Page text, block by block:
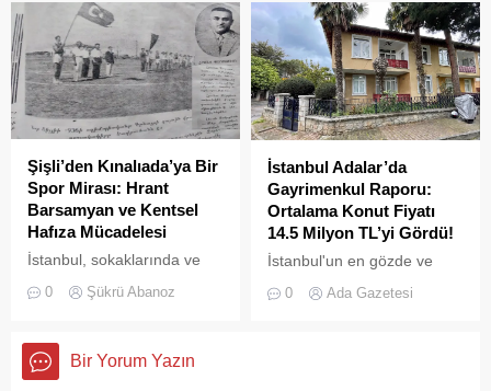
ve adımları değişti
Şişli’den Kınalıada’ya Bir
Spor Mirası: Hrant
Barsamyan ve Kentsel
Hafıza Mücadelesi
İstanbul, sokaklarında ve
yeşil sahalarında
yüzyıllardır biriktirdiği çok
devasa bir hafıza
mekânıdır.
0 Şükrü Abanoz
İstanbul Adalar’da
Gayrimenkul Raporu:
Ortalama Konut Fiyatı
14.5 Milyon TL’yi Gördü!
İstanbul'un en gözde ve
olan Adalar ilçesinde,
0 Ada Gazetesi
Bir Yorum Yazın